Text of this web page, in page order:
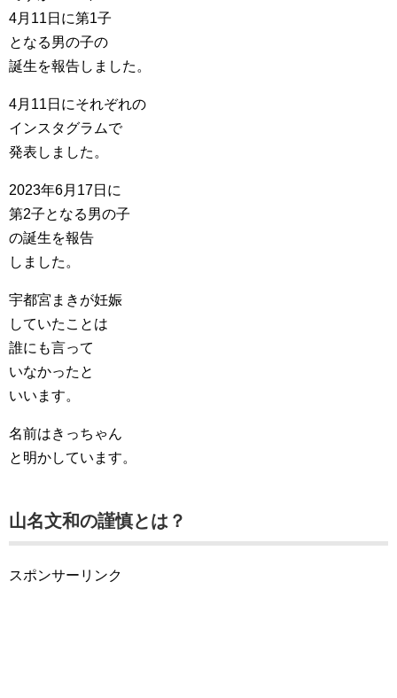
4月11日に第1子
となる男の子の
誕生を報告しました。
4月11日にそれぞれの
インスタグラムで
発表しました。
2023年6月17日に
第2子となる男の子
の誕生を報告
しました。
宇都宮まきが妊娠
していたことは
誰にも言って
いなかったと
いいます。
名前はきっちゃん
と明かしています。
山名文和の謹慎とは？
スポンサーリンク